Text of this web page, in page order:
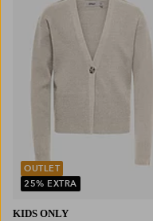
KIDS ONLY
OUTLET
25% EXTRA
134/140 146-152 158/164